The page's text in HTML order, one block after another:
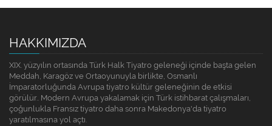
HAKKIMIZDA
XIX. yüzyılın ortasında Türk Halk Tiyatro geleneği içinde başta gelen
Meddah, Karagöz ve Ortaoyunuyla birlikte, Osmanlı
İmparatorluğunda Avrupa tiyatro kültür geleneğinin de etkisi
görülür.. Modern Avrupa yakalamak için Türk istihbarat çalışmaları,
çoğunlukla Fransız tiyatro daha sonra Makedonya'da tiyatro
yaratılmasına yol açtı.